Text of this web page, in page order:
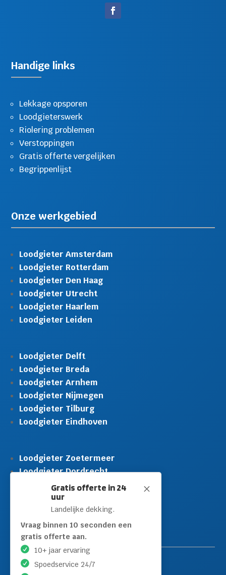
M
Gratis offerte in 24
uur
Landelijke dekking.
Vraag binnen 10 seconden een
gratis offerte aan.
10+ jaar ervaring
Spoedservice 24/7
Handige links
Lekkage opsporen
Loodgieterswerk
Riolering problemen
Verstoppingen
Gratis offerte vergelijken
Begrippenlijst
Onze werkgebied
Loodgieter Amsterdam
Loodgieter Rotterdam
Loodgieter Den Haag
Loodgieter Utrecht
Loodgieter Haarlem
Loodgieter Leiden
Loodgieter Delft
Loodgieter Breda
Loodgieter Arnhem
Loodgieter Nijmegen
Loodgieter Tilburg
Loodgieter Eindhoven
Loodgieter Zoetermeer
Loodgieter Dordrecht
Loodgieter Rijswijk
Loodgieter Schiedam
Loodgieter Leidschendam
Loodgieter Hilversum